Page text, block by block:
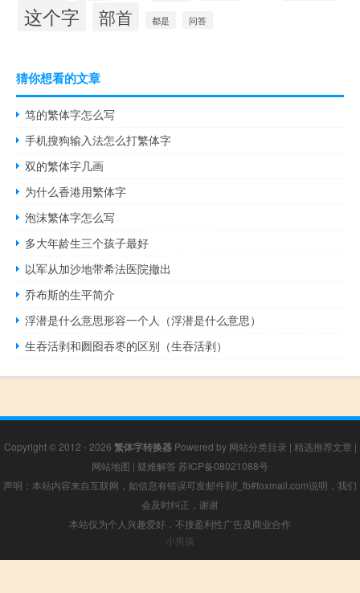
这个字 部首 都是 问答
猜你想看的文章
笃的繁体字怎么写
手机搜狗输入法怎么打繁体字
双的繁体字几画
为什么香港用繁体字
泡沫繁体字怎么写
多大年龄生三个孩子最好
以军从加沙地带希法医院撤出
乔布斯的生平简介
浮潜是什么意思形容一个人（浮潜是什么意思）
生吞活剥和囫囵吞枣的区别（生吞活剥）
Copyright © 2012 - 2026 繁体字转换器Powered by 网站分类目录 | 精选推荐文章 |
网站地图 | 疑难解答 苏ICP备08021088号
声明：本站内容来自互联网，如信息有错误可发邮件到f_fb#foxmail.com说明，我们
会及时纠正，谢谢
本站仅为个人兴趣爱好，不接盈利性广告及商业合作
小男孩